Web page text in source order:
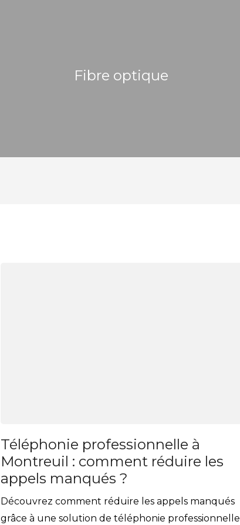
Fibre optique
Téléphonie professionnelle à
Montreuil : comment réduire les
appels manqués ?
Découvrez comment réduire les appels manqués
grâce à une solution de téléphonie professionnelle